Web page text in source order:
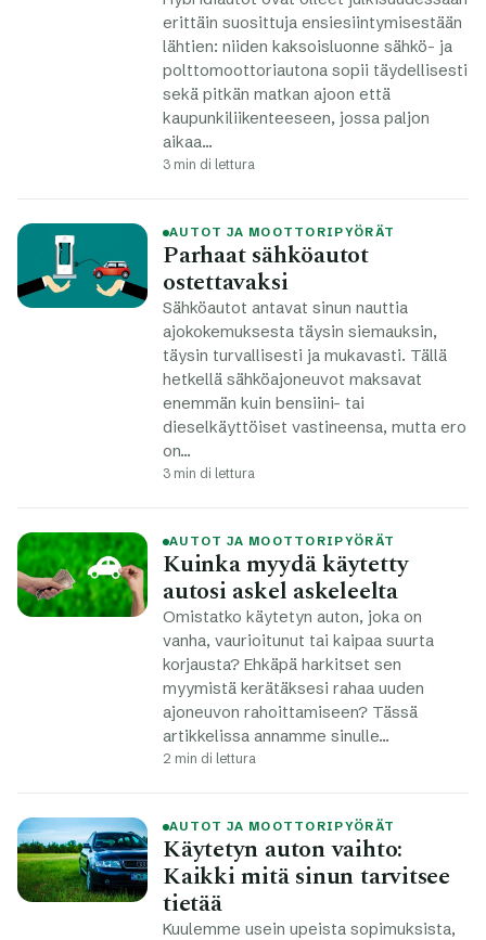
erittäin suosittuja ensiesiintymisestään
lähtien: niiden kaksoisluonne sähkö- ja
polttomoottoriautona sopii täydellisesti
sekä pitkän matkan ajoon että
kaupunkiliikenteeseen, jossa paljon
aikaa…
3 min di lettura
AUTOT JA MOOTTORIPYÖRÄT
Parhaat sähköautot
ostettavaksi
Sähköautot antavat sinun nauttia
ajokokemuksesta täysin siemauksin,
täysin turvallisesti ja mukavasti. Tällä
hetkellä sähköajoneuvot maksavat
enemmän kuin bensiini- tai
dieselkäyttöiset vastineensa, mutta ero
on…
3 min di lettura
AUTOT JA MOOTTORIPYÖRÄT
Kuinka myydä käytetty
autosi askel askeleelta
Omistatko käytetyn auton, joka on
vanha, vaurioitunut tai kaipaa suurta
korjausta? Ehkäpä harkitset sen
myymistä kerätäksesi rahaa uuden
ajoneuvon rahoittamiseen? Tässä
artikkelissa annamme sinulle…
2 min di lettura
AUTOT JA MOOTTORIPYÖRÄT
Käytetyn auton vaihto:
Kaikki mitä sinun tarvitsee
tietää
Kuulemme usein upeista sopimuksista,